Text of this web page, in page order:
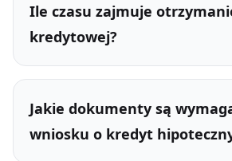
Ile czasu zajmuje
kredytowej?
Jakie dokumenty są
wniosku o kredyt